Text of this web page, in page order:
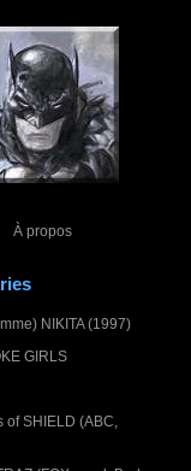
À propos
NIKITA (1997)
GIRLS
of SHIELD (ABC,